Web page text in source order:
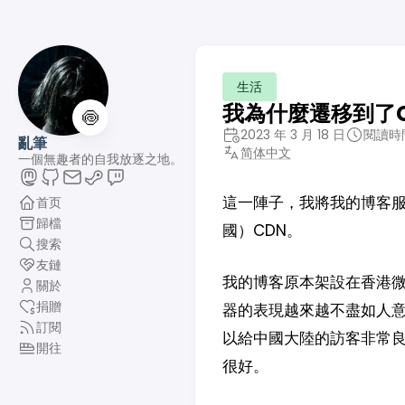
🍥
亂筆
一個無趣者的自我放逐之地。
首页
歸檔
搜索
友鏈
關於
捐贈
訂閱
開往
生活
我為什麼遷移到
2023 年 3 月 18 日
閱讀
简体中文
這一陣子，我將我的博客
國）CDN。
我的博客原本架設在香港
器的表現越來越不盡如人
以給中國大陸的訪客非常
很好。